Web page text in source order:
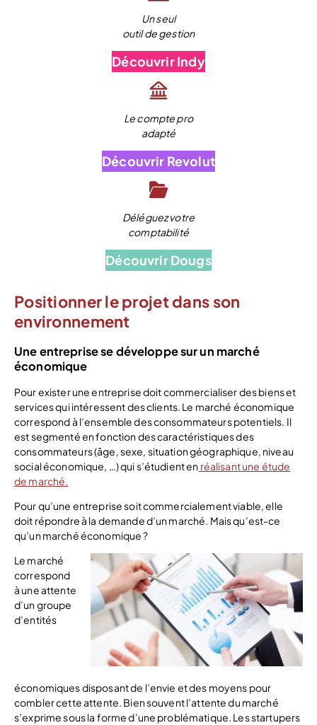
Un seul
outil de gestion
Découvrir Indy
Le compte pro
adapté
Découvrir Revolut
Déléguez votre
comptabilité
Découvrir Dougs
Positionner le projet dans son
environnement
Une entreprise se développe sur un marché
économique
Pour exister une entreprise doit commercialiser des biens et
services qui intéressent des clients. Le marché économique
correspond à l’ensemble des consommateurs potentiels. Il
est segmenté en fonction des caractéristiques des
consommateurs (âge, sexe, situation géographique, niveau
social économique, …) qui s’étudient en réalisant une étude
de marché.
Pour qu’une entreprise soit commercialement viable, elle
doit répondre à la demande d’un marché. Mais qu’est-ce
qu’un marché économique ?
Le marché
correspond
à une attente
d’un groupe
d’entités
économiques disposant de l’envie et des moyens pour
combler cette attente. Bien souvent l’attente du marché
s’exprime sous la forme d’une problématique. Les startupers